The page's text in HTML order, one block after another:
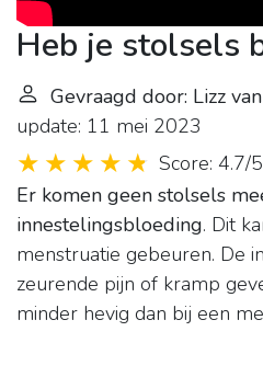
Heb je stolsels
Gevraagd door: Lizz
update: 11 mei 2023
Score: 4.7/5
Er komen geen stolsels
innestelingsbloeding. Dit
menstruatie gebeuren. De
zeurende pijn of kramp
minder hevig dan bij een